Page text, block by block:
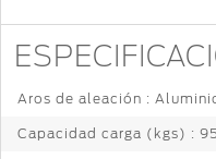
Aros de aleación :
Capacidad carga (kgs) :